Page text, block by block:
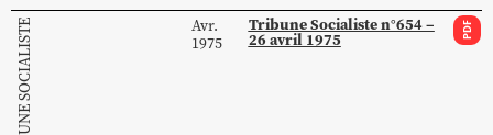
Avr.
1975
Tribune Socialiste n°654 –
26 avril 1975 PDF